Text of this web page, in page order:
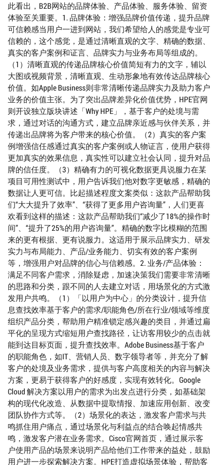
此看出，B2B网站的品牌体验、产品体验、服务体验、留资
体验至关重要。1. 品牌体验：增强品牌价值传递，提升品牌
可信赖感当用户一进到网站，我们希望给人的感觉是专业可
信赖的，这个感觉，是通过清晰直观的文字、精确的数据、
真实的客户案例和证言、品牌实力与业务布局等组成的。
（1）清晰直观的传递品牌核心价值简短有力的文字，辅以
大图或视频背景，清晰直观、生动形象地有效传达品牌核心
价值。如Apple Business则非常清晰传递品牌实力及助力客户
业务的价值主张。为了突出品牌差异化价值优势，HPE官网
则开设独立版块讲述「Why HPE」，基于客户的处境与需
求，通过对话的沟通方式，建立品牌亲近感与伙伴关系，并
传递出品牌将为客户带来的核心价值。（2）真实的客户案
例增强信任感通过真实的客户案例或人物证言，使用户获得
更加真实的效果信息，真实性可以建立社会认同，提升对品
牌的信任度。（3）精确有力的可视化数据更具说服力在某
项目可用性测试中，用户告诉我们他对数字更敏感，精确的
数据让人更可信。比起描述程度文案类似：这款产品帮助我
们“大大提升了效率”、“获得了更多用户咨询量”，人们更喜
欢看到这样的描述：这款产品帮助我们“减少了18%的操作时
间”、“提升了25%的用户咨询量”。精确的数字比模糊的范围
来的更有根据、更有说服力。这适用于展示品牌实力、研发
实力与布局能力、产品/业务能力、切实有效的客户案例
等，增强用户对品牌的信心与信赖感。2. 业务/产品体验：
满足不同客户需求，消除疑虑，加速决策我们需要非常清晰
的思路和分类，跟不同的人去建立对话，用场景化的方式激
发用户共鸣。（1）「以用户为中心」的分类设计，提升信
息查找效率基于客户的需求/职能角色/所在行业/领域等维度
组织产品分类，帮助用户精准锁定感兴趣的类目，并通过扁
平化的呈现方式缩短用户查找路径，让访客用较少的点击就
能到达目标页面，提升查找效率。Adobe Business基于客户
的职能角色，如IT、营销人员、数字领导者等，并充分了解
客户的处境及业务需求，提供与客户高度相关的内容与解决
方案，更易于获得客户的好感度，实现有效转化。Google
Cloud 解决方案以用户的需求为出发点进行分类，如基础架
构的现代化改造、从数据中提取情报、加速应用创新、改变
团队协作方式等。（2）场景化的表达，激发客户需求与共
鸣抓住用户痛点，通过场景化与利益点的结合唤起情感共
鸣，激发客户潜在业务需求。Cisco官网首页，通过展示客
户使用产品的场景来说明产品给他们工作带来的益处，鼓励
用户进一步探索解决方案。HPE打造虚拟场景体验，帮助客